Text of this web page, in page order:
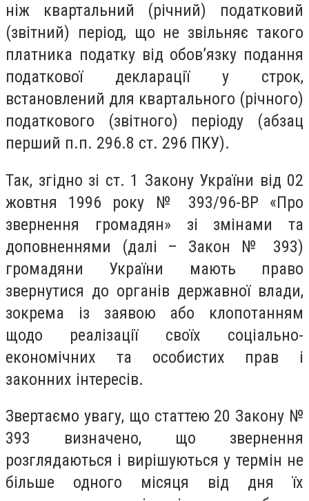
ніж квартальний (річний) податковий
(звітний) період, що не звільняє такого
платника податку від обов’язку подання
податкової декларації у строк,
встановлений для квартального (річного)
податкового (звітного) періоду (абзац
перший п.п. 296.8 ст. 296 ПКУ).
Так, згідно зі ст. 1 Закону України від 02
жовтня 1996 року № 393/96-ВР «Про
звернення громадян» зі змінами та
доповненнями (далі – Закон № 393)
громадяни України мають право
звернутися до органів державної влади,
зокрема із заявою або клопотанням
щодо реалізації своїх соціально-
економічних та особистих прав і
законних інтересів.
Звертаємо увагу, що статтею 20 Закону №
393 визначено, що звернення
розглядаються і вирішуються у термін не
більше одного місяця від дня їх